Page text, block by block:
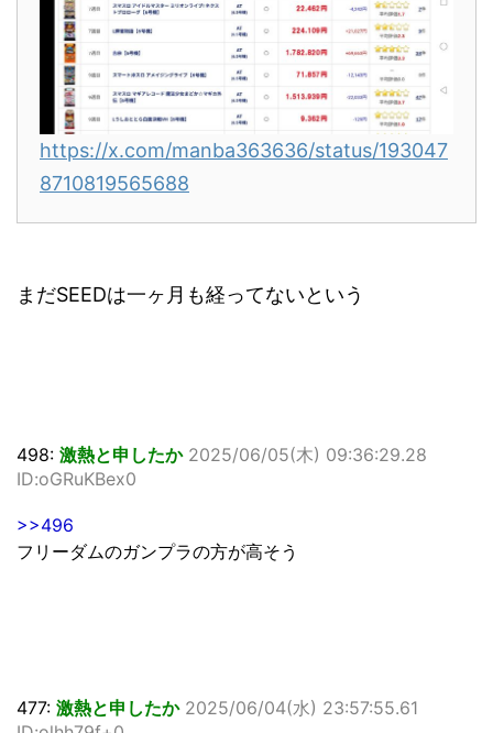
https://x.com/manba363636/status/193047
8710819565688
まだSEEDは一ヶ月も経ってないという
498: 激熱と申したか 2025/06/05(木) 09:36:29.28
ID:oGRuKBex0
>>496
フリーダムのガンプラの方が高そう
477: 激熱と申したか 2025/06/04(水) 23:57:55.61